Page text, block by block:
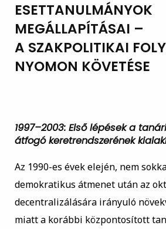
ESETTANULMÁNYOK
MEGÁLLAPÍTÁSAI –
A SZAKPOLITIKAI
NYOMON KÖVETÉSE
1997–2003: Első lépések a
átfogó keretrendszerének
Az 1990-es évek elején, nem
demokratikus átmenet után az
decentralizálására irányuló
miatt a korábbi központosított